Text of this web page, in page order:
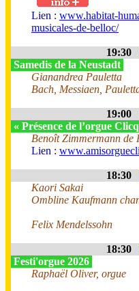
Lien : www.habitat-
musicales-de-belloc/
19:30
Samedis de la Neustadt
Gianandrea Pauletta
Bach, Messiaen,
19:00
« Présence de l’orgue
Benoît Zimmermann de
Lien :
18:30
Kaori Sakai
Ombline Kaufmann
Felix Mendelssohn
18:30
Festi'orgue 2026
Raphaël Oliver, orgue